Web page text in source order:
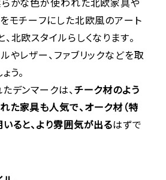
らかな色が使われた北欧家具や
モチーフにした北欧風のアート
北欧スタイルらしくなります。
やレザー、ファブリックなどを取
う。
デンマークは、チーク材のよう
た家具も人気で、オーク材（特
ると、より雰囲気が出るはずで